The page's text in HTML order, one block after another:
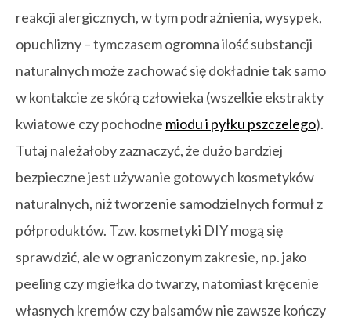
reakcji alergicznych, w tym podrażnienia, wysypek,
opuchlizny – tymczasem ogromna ilość substancji
naturalnych może zachować się dokładnie tak samo
w kontakcie ze skórą człowieka (wszelkie ekstrakty
kwiatowe czy pochodne miodu i pyłku pszczelego).
Tutaj należałoby zaznaczyć, że dużo bardziej
bezpieczne jest używanie gotowych kosmetyków
naturalnych, niż tworzenie samodzielnych formuł z
półproduktów. Tzw. kosmetyki DIY mogą się
sprawdzić, ale w ograniczonym zakresie, np. jako
peeling czy mgiełka do twarzy, natomiast kręcenie
własnych kremów czy balsamów nie zawsze kończy